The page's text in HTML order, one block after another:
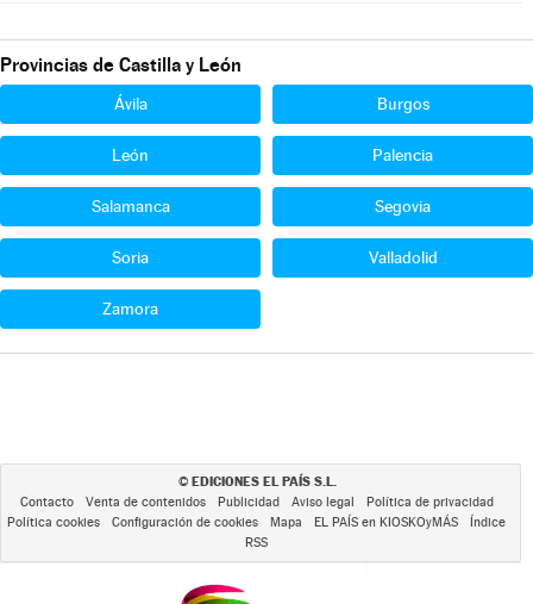
Provincias de Castilla y León
Ávila Burgos
León Palencia
Salamanca Segovia
Soria Valladolid
Zamora
© EDICIONES EL PAÍS S.L.
Contacto Venta de contenidos Publicidad Aviso legal
Política de privacidad
Política cookies
Configuración de cookies Mapa EL PAÍS en KIOSKOyMÁS
Índice
RSS